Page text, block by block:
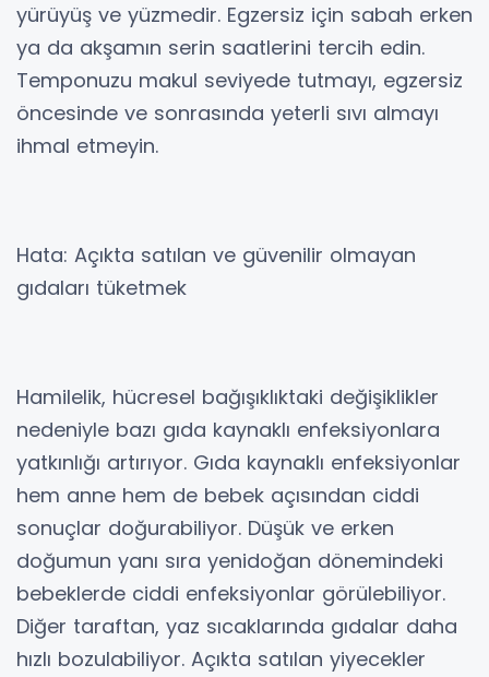
yürüyüş ve yüzmedir. Egzersiz için sabah erken
ya da akşamın serin saatlerini tercih edin.
Temponuzu makul seviyede tutmayı, egzersiz
öncesinde ve sonrasında yeterli sıvı almayı
ihmal etmeyin.
Hata: Açıkta satılan ve güvenilir olmayan
gıdaları tüketmek
Hamilelik, hücresel bağışıklıktaki değişiklikler
nedeniyle bazı gıda kaynaklı enfeksiyonlara
yatkınlığı artırıyor. Gıda kaynaklı enfeksiyonlar
hem anne hem de bebek açısından ciddi
sonuçlar doğurabiliyor. Düşük ve erken
doğumun yanı sıra yenidoğan dönemindeki
bebeklerde ciddi enfeksiyonlar görülebiliyor.
Diğer taraftan, yaz sıcaklarında gıdalar daha
hızlı bozulabiliyor. Açıkta satılan yiyecekler